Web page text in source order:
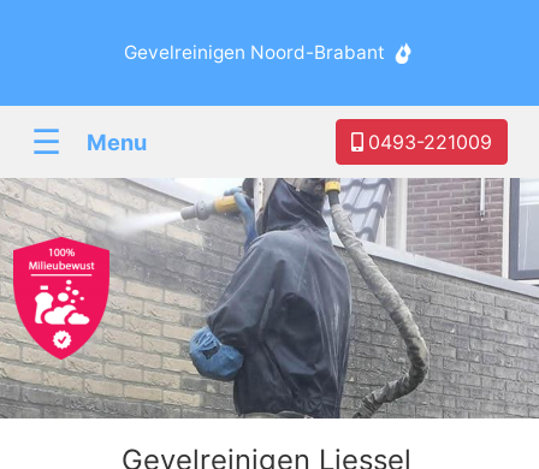
Gevelreinigen Noord-Brabant
☰ Menu 0493-221009
Gevelreinigen Liessel